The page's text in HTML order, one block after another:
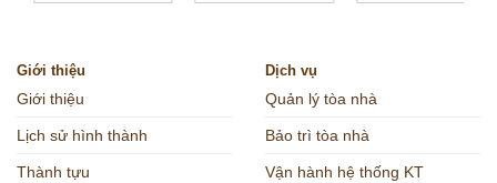
Giới thiệu
Giới thiệu
Lịch sử hình thành
Thành tựu
Dịch vụ
Quản lý tòa nhà
Bảo trì tòa nhà
Vận hành hệ thống KT